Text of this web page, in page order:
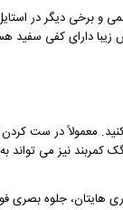
برخی دیگر در
دارای کفی سفید
معمولاً در ست
کمربند نیز می
هایتان، جلوه بصری